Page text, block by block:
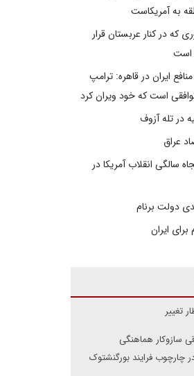
به آمریکاست
که در کنار عربستان قرار
است
ایران در قاهره: ترامپ
است که خود ویران کرد
در تله آزوف
عراق
سالگی انقلاب آمریکا در
دولت برنام
برای ایران
تغییر
سازوکار هماهنگی
چارچوب فرایند بورگنشتوک